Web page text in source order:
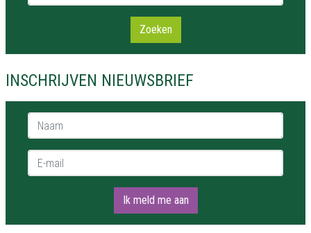
Zoeken
INSCHRIJVEN NIEUWSBRIEF
Naam *
E-mail *
Ik meld me aan